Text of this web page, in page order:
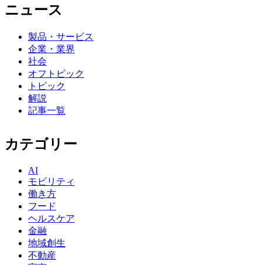
ニュース
製品・サービス
企業・業界
社会
オフトピック
トピック
解説
記事一覧
カテゴリー
AI
モビリティ
働き方
フード
ヘルスケア
金融
地域創生
不動産